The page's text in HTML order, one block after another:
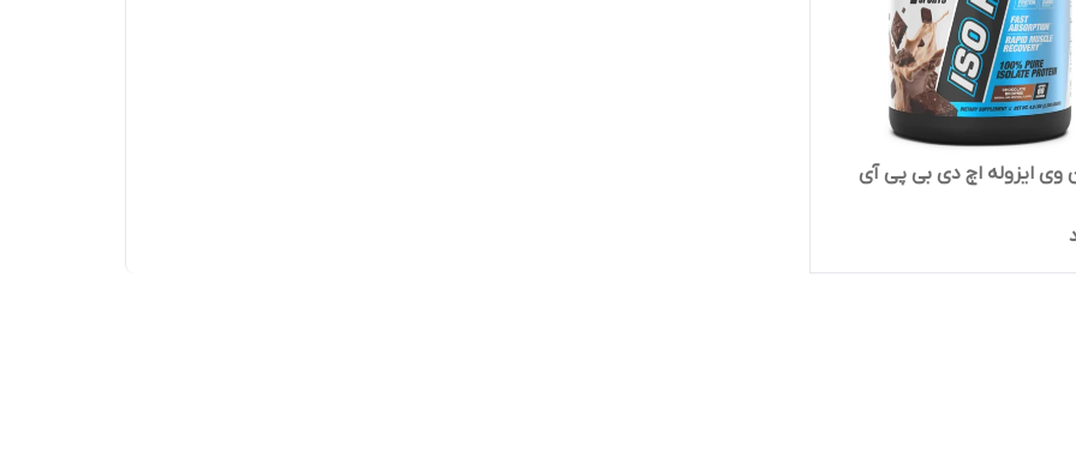
وی ایزوله اچ دی بی پی آی